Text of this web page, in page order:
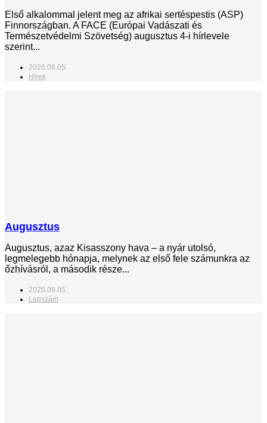
Első alkalommal jelent meg az afrikai sertéspestis (ASP)
Finnországban. A FACE (Európai Vadászati és
Természetvédelmi Szövetség) augusztus 4-i hírlevele
szerint...
2026.08.05.
Hírek
Augusztus
Augusztus, azaz Kisasszony hava – a nyár utolsó,
legmelegebb hónapja, melynek az első fele számunkra az
őzhívásról, a második része...
2026.08.05.
Lapszám